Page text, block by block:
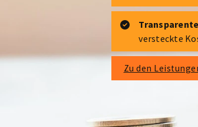
versteckte
Zu den